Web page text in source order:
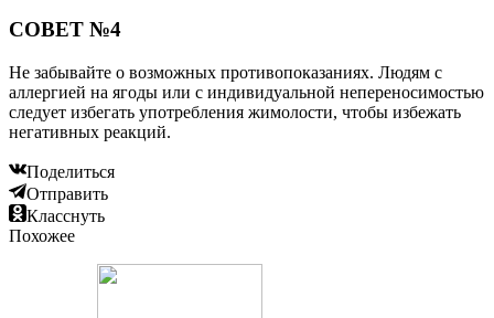
СОВЕТ №4
Не забывайте о возможных противопоказаниях. Людям с
аллергией на ягоды или с индивидуальной непереносимостью
следует избегать употребления жимолости, чтобы избежать
негативных реакций.
Поделиться
Отправить
Класснуть
Похожее